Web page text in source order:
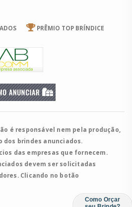
PRÊMIO TOP BRÍNDICE
é responsável nem pela produção,
dos brindes anunciados.
das empresas que fornecem.
devem ser solicitadas
Clicando no botão
Como Orçar